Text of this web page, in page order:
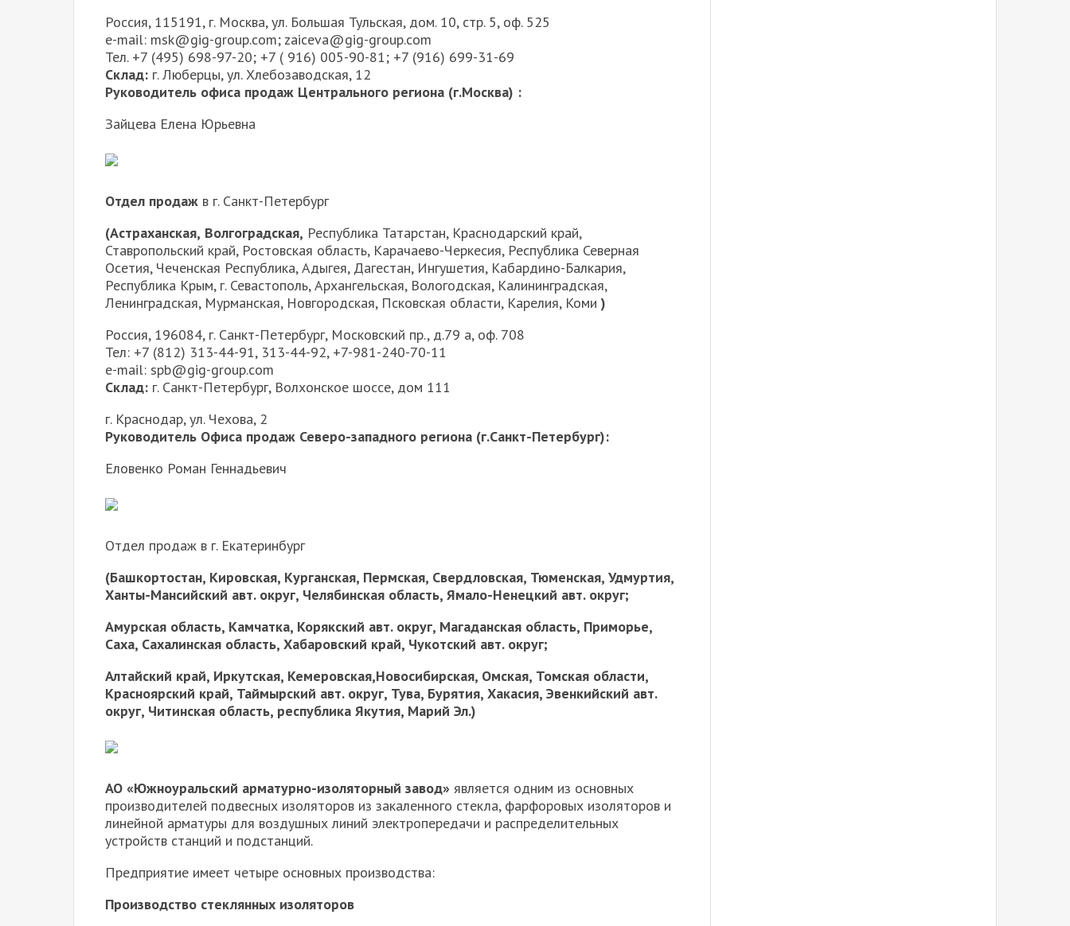
Россия, 115191, г. Москва, ул. Большая Тульская, дом. 10, стр. 5, оф. 525
e-mail: msk@gig-group.com; zaiceva@gig-group.com
Тел. +7 (495) 698-97-20; +7 ( 916) 005-90-81; +7 (916) 699-31-69
Склад: г. Люберцы, ул. Хлебозаводская, 12
Руководитель офиса продаж Центрального региона (г.Москва) :
Зайцева Елена Юрьевна
Отдел продаж в г. Санкт-Петербург
(Астраханская, Волгоградская, Республика Татарстан, Краснодарский край,
Ставропольский край, Ростовская область, Карачаево-Черкесия, Республика Северная
Осетия, Чеченская Республика, Адыгея, Дагестан, Ингушетия, Кабардино-Балкария,
Республика Крым, г. Севастополь, Архангельская, Вологодская, Калининградская,
Ленинградская, Мурманская, Новгородская, Псковская области, Карелия, Коми )
Россия, 196084, г. Санкт-Петербург, Московский пр., д.79 а, оф. 708
Тел: +7 (812) 313-44-91, 313-44-92, +7-981-240-70-11
e-mail: spb@gig-group.com
Склад: г. Санкт-Петербург, Волхонское шоссе, дом 111
г. Краснодар, ул. Чехова, 2
Руководитель Офиса продаж Северо-западного региона (г.Санкт-Петербург):
Еловенко Роман Геннадьевич
Отдел продаж в г. Екатеринбург
(Башкортостан, Кировская, Курганская, Пермская, Свердловская, Тюменская, Удмуртия,
Ханты-Мансийский авт. округ, Челябинская область, Ямало-Ненецкий авт. округ;
Амурская область, Камчатка, Корякский авт. округ, Магаданская область, Приморье,
Саха, Сахалинская область, Хабаровский край, Чукотский авт. округ;
Алтайский край, Иркутская, Кемеровская,Новосибирская, Омская, Томская области,
Красноярский край, Таймырский авт. округ, Тува, Бурятия, Хакасия, Эвенкийский авт.
округ, Читинская область, республика Якутия, Марий Эл.)
АО «Южноуральский арматурно-изоляторный завод» является одним из основных
производителей подвесных изоляторов из закаленного стекла, фарфоровых изоляторов и
линейной арматуры для воздушных линий электропередачи и распределительных
устройств станций и подстанций.
Предприятие имеет четыре основных производства:
Производство стеклянных изоляторов